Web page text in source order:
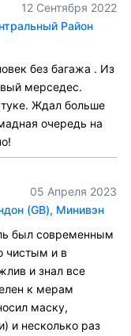
12 Сентября 2022
Район
без багажа . Из
мерседес.
Ждал больше
очередь на
05 Апреля 2023
(GB), Минивэн
был современным
чистым и в
и знал все
к мерам
маску,
и несколько раз